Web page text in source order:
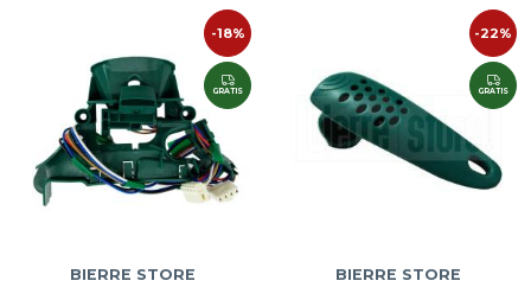
-18%
GRATIS
BIERRE STORE
-22%
GRATIS
BIERRE STORE